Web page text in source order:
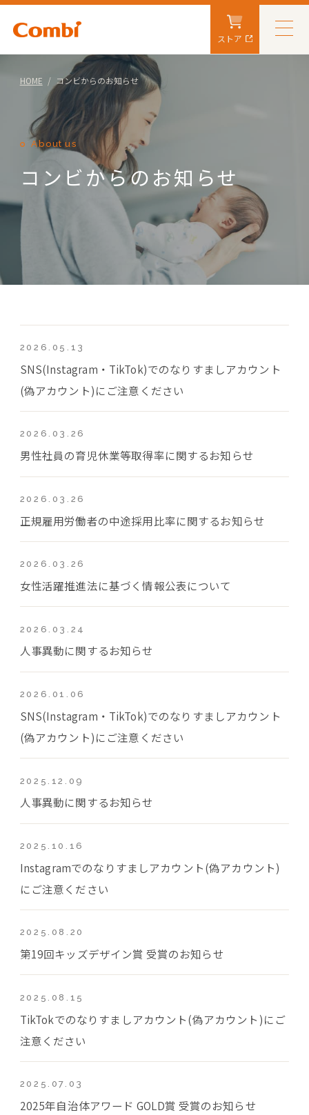
ストア
HOME コンビからのお知らせ
About us
コンビからのお知らせ
2026.05.13
SNS(Instagram・TikTok)でのなりすましアカウント
(偽アカウント)にご注意ください
2026.03.26
男性社員の育児休業等取得率に関するお知らせ
2026.03.26
正規雇用労働者の中途採用比率に関するお知らせ
2026.03.26
女性活躍推進法に基づく情報公表について
2026.03.24
人事異動に関するお知らせ
2026.01.06
SNS(Instagram・TikTok)でのなりすましアカウント
(偽アカウント)にご注意ください
2025.12.09
人事異動に関するお知らせ
2025.10.16
Instagramでのなりすましアカウント(偽アカウント)
にご注意ください
2025.08.20
第19回キッズデザイン賞 受賞のお知らせ
2025.08.15
TikTokでのなりすましアカウント(偽アカウント)にご
注意ください
2025.07.03
2025年自治体アワード GOLD賞 受賞のお知らせ